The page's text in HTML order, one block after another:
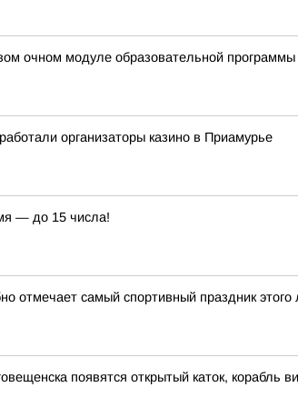
очном модуле образовательной программы
организаторы казино в Приамурье
— до 15 числа!
отмечает самый спортивный праздник этого
появятся открытый каток, корабль